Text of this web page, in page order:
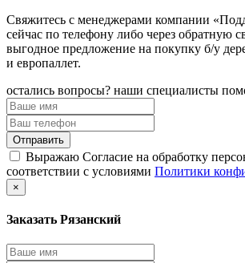
Свяжитесь с менеджерами компании
сейчас по телефону либо через обратную
выгодное предложение на покупку б/у
и европаллет.
остались вопросы? наши специалисты
Выражаю Согласие на обработку
соответствии с условиями Политики
×
Заказать Рязанский